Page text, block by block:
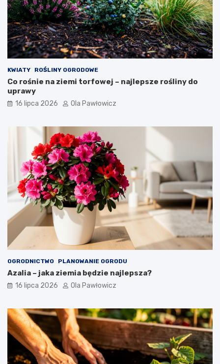
KWIATY ROŚLINY OGRODOWE
Co rośnie na ziemi torfowej – najlepsze rośliny do
uprawy
16 lipca 2026 Ola Pawłowicz
OGRODNICTWO PLANOWANIE OGRODU
Azalia – jaka ziemia będzie najlepsza?
16 lipca 2026 Ola Pawłowicz